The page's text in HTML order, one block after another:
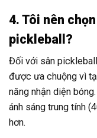
4. Tôi nên
pickleball?
Đối với sân
được ưa chuộng vì
năng nhận diện
ánh sáng trung tính
hơn.